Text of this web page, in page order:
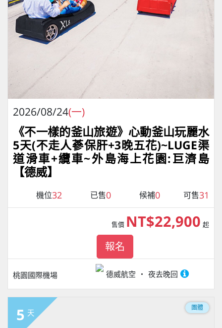
2026/08/24(一)
《不一樣的釜山旅遊》心動釜山玩麗水
5天(不走人蔘保肝+3晚五花)~LUGE渠
道滑車+纜車~外島海上花園:巨濟島
【德威】
機位32 已售0 候補0 可售31
桃園國際機場 德威航空 夜去晚回
售價 NT$22,900 起
報名
5 天
團體